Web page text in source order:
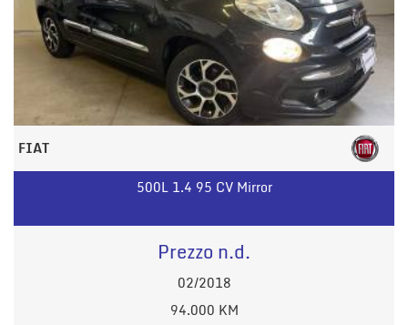
FIAT
500L 1.4 95 CV Mirror
Prezzo n.d.
02/2018
94.000 KM